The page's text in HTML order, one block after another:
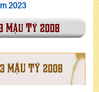
2023
Tý 2008
MẬU TÝ 2008